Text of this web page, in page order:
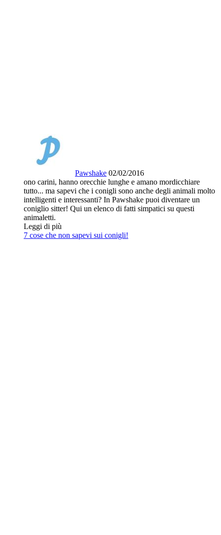
Pawshake 02/02/2016
ono carini, hanno orecchie lunghe e amano mordicchiare
tutto... ma sapevi che i conigli sono anche degli animali molto
intelligenti e interessanti? In Pawshake puoi diventare un
coniglio sitter! Qui un elenco di fatti simpatici su questi
animaletti.
Leggi di più
7 cose che non sapevi sui conigli!